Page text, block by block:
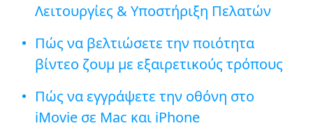
Λειτουργίες & Υποστήριξη Πελατών
Πώς να βελτιώσετε την ποιότητα
βίντεο ζουμ με εξαιρετικούς τρόπους
Πώς να εγγράψετε την οθόνη στο
iMovie σε Mac και iPhone